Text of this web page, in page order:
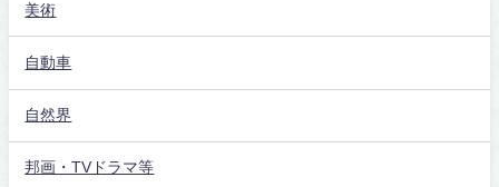
美術
自動車
自然界
邦画・TVドラマ等